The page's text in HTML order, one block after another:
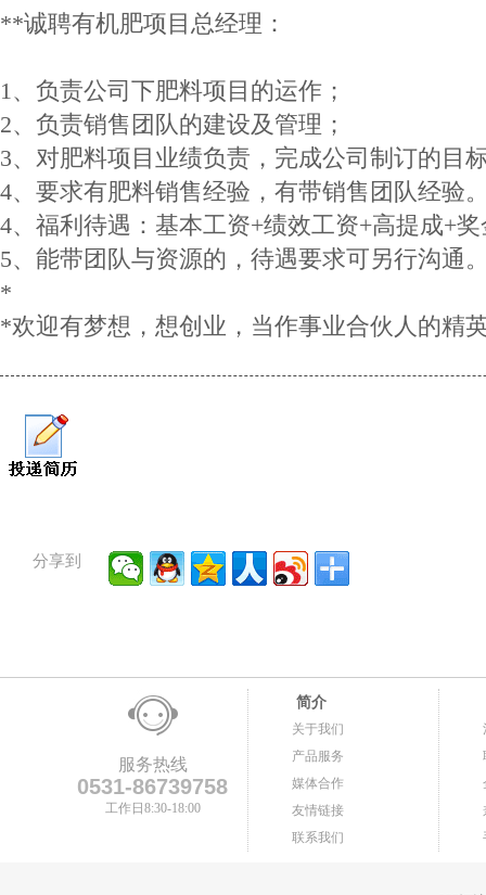
**诚聘有机肥项目总经理：
1、负责公司下肥料项目的运作；
2、负责销售团队的建设及管理；
3、对肥料项目业绩负责，完成公司制订的目
4、要求有肥料销售经验，有带销售团队经验
4、福利待遇：基本工资+绩效工资+高提成+
5、能带团队与资源的，待遇要求可另行沟通
*
*欢迎有梦想，想创业，当作事业合伙人的精
分享到
服务热线
0531-86739758
工作日8:30-18:00
简介
关于我们
产品服务
媒体合作
友情链接
联系我们